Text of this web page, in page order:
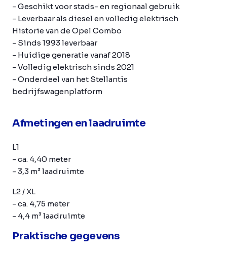
- Geschikt voor stads- en regionaal gebruik
- Leverbaar als diesel en volledig elektrisch
Historie van de Opel Combo
- Sinds 1993 leverbaar
- Huidige generatie vanaf 2018
- Volledig elektrisch sinds 2021
- Onderdeel van het Stellantis
bedrijfswagenplatform
Afmetingen en laadruimte
L1
- ca. 4,40 meter
- 3,3 m³ laadruimte
L2 / XL
- ca. 4,75 meter
- 4,4 m³ laadruimte
Praktische gegevens